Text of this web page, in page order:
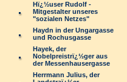
Hï¿½user Rudolf -
Mitgestalter unseres
"sozialen Netzes"
Haydn in der Ungargasse
und Rochusgasse
Hayek, der
Nobelpreistrï¿½ger aus
der Messenhausergasse
Herrmann Julius, der